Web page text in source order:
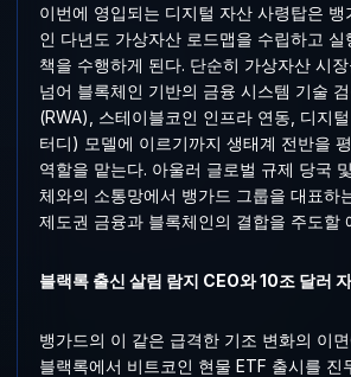
이번에 영입되는 디지털 자산 사령탑은 뱅
인 다년도 가상자산 로드맵을 수립하고 실
책을 수행하게 된다. 단순히 가상자산 시
넘어 블록체인 기반의 금융 시스템 기술
(RWA), 스테이블코인 인프라 연동, 디지
터디) 모델에 이르기까지 생태계 전반을
역할을 맡는다. 아울러 글로벌 규제 당국
체와의 소통망에서 뱅가드 그룹을 대표하
제도권 금융과 블록체인의 결합을 주도할
블랙록 출신 살림 람지 CEO와 10조 달러
뱅가드의 이 같은 급격한 기조 변화의 이
블랙록에서 비트코인 현물 ETF 출시를 진